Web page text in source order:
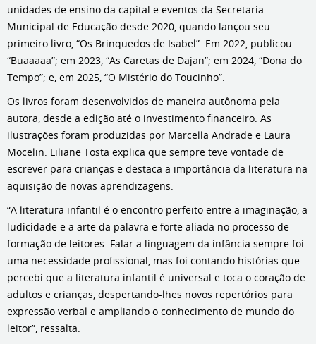
unidades de ensino da capital e eventos da Secretaria
Municipal de Educação desde 2020, quando lançou seu
primeiro livro, “Os Brinquedos de Isabel”. Em 2022, publicou
“Buaaaaa”; em 2023, “As Caretas de Dajan”; em 2024, “Dona do
Tempo”; e, em 2025, “O Mistério do Toucinho”.
Os livros foram desenvolvidos de maneira autônoma pela
autora, desde a edição até o investimento financeiro. As
ilustrações foram produzidas por Marcella Andrade e Laura
Mocelin. Liliane Tosta explica que sempre teve vontade de
escrever para crianças e destaca a importância da literatura na
aquisição de novas aprendizagens.
“A literatura infantil é o encontro perfeito entre a imaginação, a
ludicidade e a arte da palavra e forte aliada no processo de
formação de leitores. Falar a linguagem da infância sempre foi
uma necessidade profissional, mas foi contando histórias que
percebi que a literatura infantil é universal e toca o coração de
adultos e crianças, despertando-lhes novos repertórios para
expressão verbal e ampliando o conhecimento de mundo do
leitor”, ressalta.